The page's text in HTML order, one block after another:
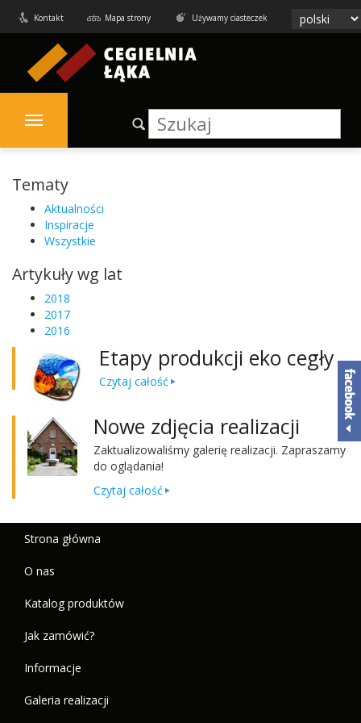
Używamy ciasteczek
Mapa strony
Kontakt
Tematy
Aktualności
Inspiracje
Wszystkie
Artykuły wg lat
2018
2017
2016
Etapy produkcji eko cegły
Czytaj całość
Nowe zdjęcia realizacji
Zak­tu­al­i­zowal­iśmy galerię real­iza­cji. Zapraszamy
do oglądania!
Czytaj całość
Strona główna
O nas
Katalog produktów
Jak zamówić?
Informacje
Galeria realizacji